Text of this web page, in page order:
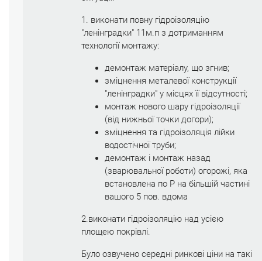
1. виконати повну гідроізоляцію
"ленінградки" 11м.п з дотриманням
технології монтажу:
демонтаж матеріалу, що згнив;
зміцнення металевої конструкції
"ленінградки" у місцях її відсутності;
монтаж нового шару гідроізоляції
(від нижньої точки догори);
зміцнення та гідроізоляція лійки
водостічної труби;
демонтаж і монтаж назад
(зварювальної роботи) огорожі, яка
встановлена ​​по Р на більшій частині
вашого 5 пов. вдома
2.виконати гідроізоляцію над усією
площею покрівлі.
Було озвучено середні ринкові ціни на такі